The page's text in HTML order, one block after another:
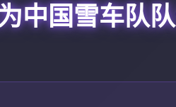
中国雪车队